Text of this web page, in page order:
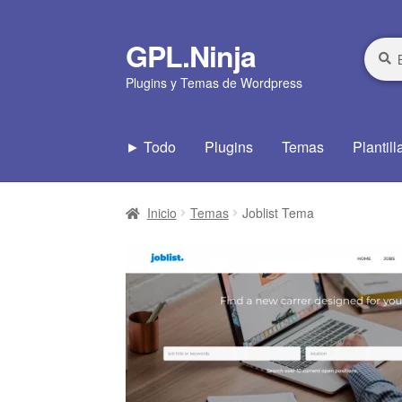
Ir
a
la
Ir
al
contenido
GPL.Ninja
Plugins y Temas de Wordpress
Buscar
por:
► Todo Plugins Temas
Inicio Temas Joblist Tema